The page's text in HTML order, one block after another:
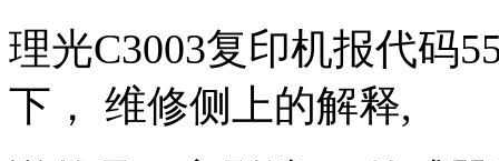
理光C3003复印机报代码
下， 维修侧上的解释,